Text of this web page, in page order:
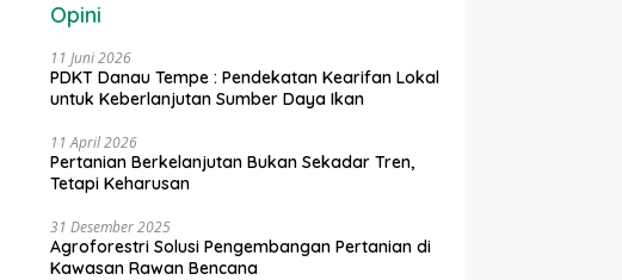
Opini
11 Juni 2026
PDKT Danau Tempe : Pendekatan Kearifan Lokal
untuk Keberlanjutan Sumber Daya Ikan
11 April 2026
Pertanian Berkelanjutan Bukan Sekadar Tren,
Tetapi Keharusan
31 Desember 2025
Agroforestri Solusi Pengembangan Pertanian di
Kawasan Rawan Bencana